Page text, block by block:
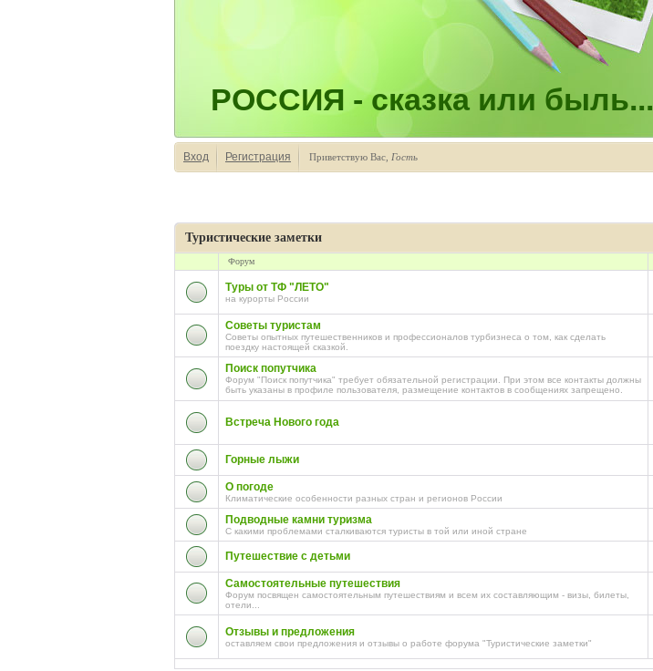
РОССИЯ - сказка или быль...
Вход Регистрация Приветствую Вас Гость
Туристические заметки
Форум
Туры от ТФ "ЛЕТО"
на курорты России
Cоветы туристам
Советы опытных путешественников и профессионалов турбизнеса о том, как сделать
поездку настоящей сказкой.
Поиск попутчика
Форум "Поиск попутчика" требует обязательной регистрации. При этом все контакты должны
быть указаны в профиле пользователя, размещение контактов в сообщениях запрещено.
Встреча Нового года
Горные лыжи
О погоде
Климатические особенности разных стран и регионов России
Подводные камни туризма
С какими проблемами сталкиваются туристы в той или иной стране
Путешествие с детьми
Самостоятельные путешествия
Форум посвящен самостоятельным путешествиям и всем их составляющим - визы, билеты,
отели...
Отзывы и предложения
оставляем свои предложения и отзывы о работе форума "Туристические заметки"